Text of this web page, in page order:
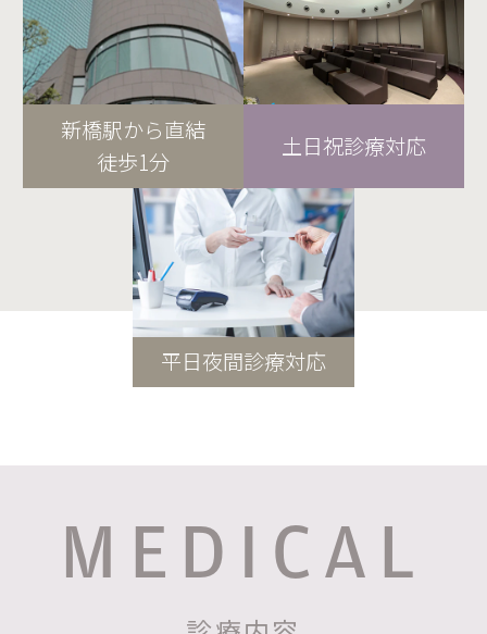
新橋駅から直結
徒歩1分
土日祝診療対応
平日夜間診療対応
MEDICAL